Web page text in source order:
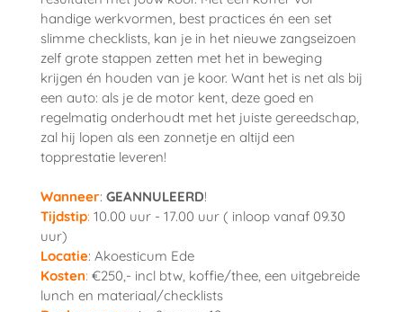
handige werkvormen, best practices én een set
slimme checklists, kan je in het nieuwe zangseizoen
zelf grote stappen zetten met het in beweging
krijgen én houden van je koor. Want het is net als bij
een auto: als je de motor kent, deze goed en
regelmatig onderhoudt met het juiste gereedschap,
zal hij lopen als een zonnetje en altijd een
topprestatie leveren!
Wanneer: GEANNULEERD!
Tijdstip: 10.00 uur - 17.00 uur ( inloop vanaf 09.30
uur)
Locatie: Akoesticum Ede
Kosten: €250,- incl btw, koffie/thee, een uitgebreide
lunch en materiaal/checklists